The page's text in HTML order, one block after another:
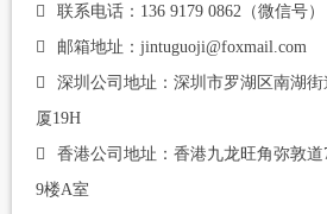
联系电话：136 9179 0862（微信号）
邮箱地址：jintuguoji@foxmail.com
深圳公司地址：深圳市罗湖区南湖
厦19H
香港公司地址：香港九龙旺角弥敦道
9楼A室